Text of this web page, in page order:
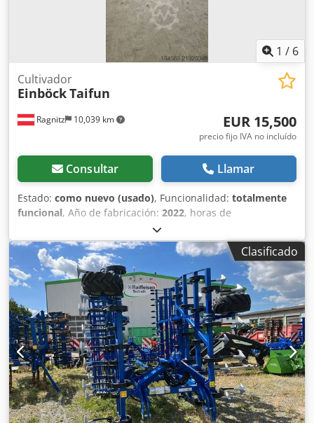
1 / 6
Ragnitz 10,039 km
Cultivador
EinböckTaifun
EUR 15,500
precio fijo IVA no incluído
Consultar Llamar
Estado: como nuevo (usado), Funcionalidad: totalmente
funcional, Año de fabricación: 2022, horas de
, anchura de trabajo:
peso en vacío:2,190 kg, Equipamiento:iluminación,
Einböck cultivador ligero de 5 m. Como nuevo, solo usado 1
año. Antes de la venta se sustituirán todas las rejas de
pata de ganso. Incluye iluminación. Chjdpfx Ahjy R Tw
Rjzoa
Clasificado